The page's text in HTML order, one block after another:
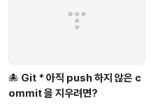
🐙 Git * 아직 push 하지 않은 c
ommit 을 지우려면?